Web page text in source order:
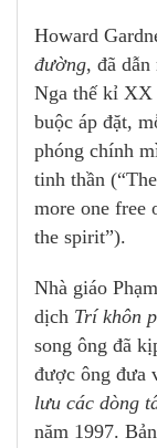
Howard
đường, đã
Nga thế kỉ XX
buộc áp đặt,
phóng chính
tinh thần
more one free
the spirit”).
Nhà giáo
dịch Trí khôn
song ông đã
được ông đưa
lưu các dòng
năm 1997.